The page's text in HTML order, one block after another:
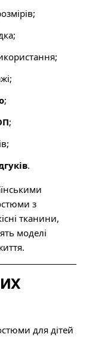
;
;
.
з
тканини,
моделі
для дітей